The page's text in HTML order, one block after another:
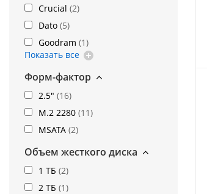
Crucial (2)
Dato (5)
Goodram (1)
Показать все
Форм-фактор
2.5" (16)
M.2 2280 (11)
MSATA (2)
Объем жесткого диска
1 ТБ (2)
2 ТБ (1)